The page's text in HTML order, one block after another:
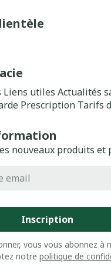
Liens utiles Actualités
Prescription Tarifs
nouveaux produits et
Inscription
vous vous abonnez à
notre politique de